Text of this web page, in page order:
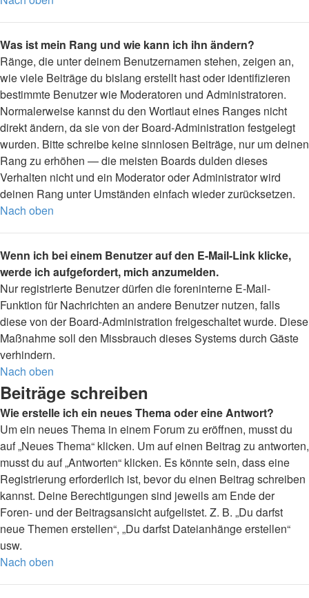
Was ist mein Rang und wie kann ich ihn ändern?
Ränge, die unter deinem Benutzernamen stehen, zeigen an,
wie viele Beiträge du bislang erstellt hast oder identifizieren
bestimmte Benutzer wie Moderatoren und Administratoren.
Normalerweise kannst du den Wortlaut eines Ranges nicht
direkt ändern, da sie von der Board-Administration festgelegt
wurden. Bitte schreibe keine sinnlosen Beiträge, nur um deinen
Rang zu erhöhen — die meisten Boards dulden dieses
Verhalten nicht und ein Moderator oder Administrator wird
deinen Rang unter Umständen einfach wieder zurücksetzen.
Nach oben
Wenn ich bei einem Benutzer auf den E-Mail-Link klicke,
werde ich aufgefordert, mich anzumelden.
Nur registrierte Benutzer dürfen die foreninterne E-Mail-
Funktion für Nachrichten an andere Benutzer nutzen, falls
diese von der Board-Administration freigeschaltet wurde. Diese
Maßnahme soll den Missbrauch dieses Systems durch Gäste
verhindern.
Nach oben
Beiträge schreiben
Wie erstelle ich ein neues Thema oder eine Antwort?
Um ein neues Thema in einem Forum zu eröffnen, musst du
auf „Neues Thema“ klicken. Um auf einen Beitrag zu antworten,
musst du auf „Antworten“ klicken. Es könnte sein, dass eine
Registrierung erforderlich ist, bevor du einen Beitrag schreiben
kannst. Deine Berechtigungen sind jeweils am Ende der
Foren- und der Beitragsansicht aufgelistet. Z. B. „Du darfst
neue Themen erstellen“, „Du darfst Dateianhänge erstellen“
usw.
Nach oben